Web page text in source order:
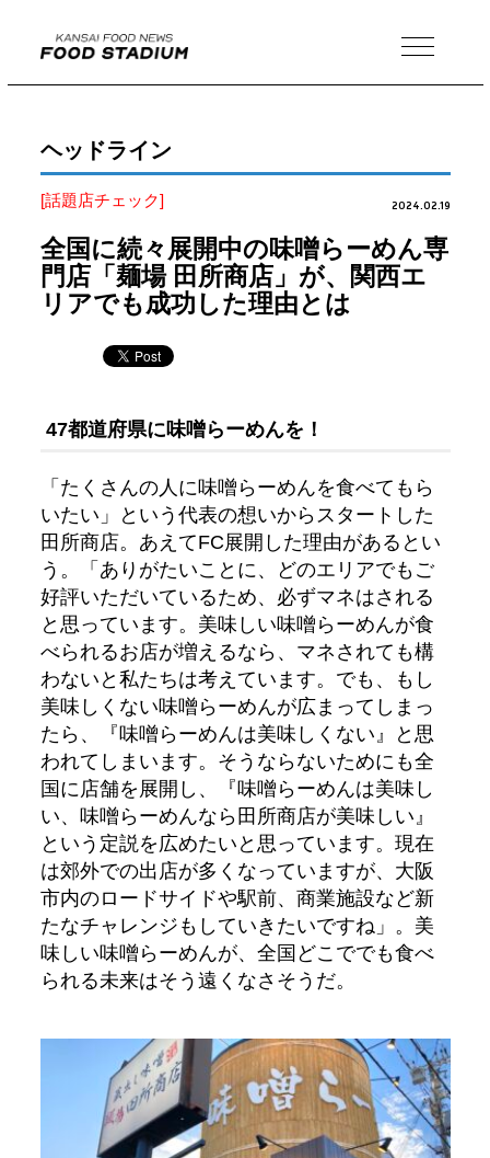
MENU
ヘッドライン
[話題店チェック] 2024.02.19
全国に続々展開中の味噌らーめん専
門店「麺場 田所商店」が、関西エ
リアでも成功した理由とは
47都道府県に味噌らーめんを！
「たくさんの人に味噌らーめんを食べてもら
いたい」という代表の想いからスタートした
田所商店。あえてFC展開した理由があるとい
う。「ありがたいことに、どのエリアでもご
好評いただいているため、必ずマネはされる
と思っています。美味しい味噌らーめんが食
べられるお店が増えるなら、マネされても構
わないと私たちは考えています。でも、もし
美味しくない味噌らーめんが広まってしまっ
たら、『味噌らーめんは美味しくない』と思
われてしまいます。そうならないためにも全
国に店舗を展開し、『味噌らーめんは美味し
い、味噌らーめんなら田所商店が美味しい』
という定説を広めたいと思っています。現在
は郊外での出店が多くなっていますが、大阪
市内のロードサイドや駅前、商業施設など新
たなチャレンジもしていきたいですね」。美
味しい味噌らーめんが、全国どこででも食べ
られる未来はそう遠くなさそうだ。